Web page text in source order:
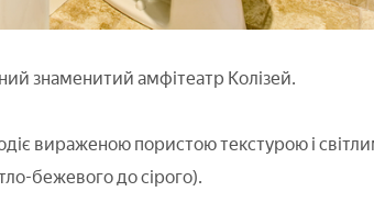
знаменитий амфітеатр Колізей.
вираженою пористою текстурою і
бежевого до сірого).